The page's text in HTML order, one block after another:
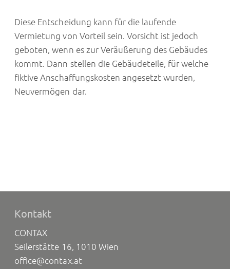
Diese Entscheidung kann für die laufende
Vermietung von Vorteil sein. Vorsicht ist jedoch
geboten, wenn es zur Veräußerung des Gebäudes
kommt. Dann stellen die Gebäudeteile, für welche
fiktive Anschaffungskosten angesetzt wurden,
Neuvermögen dar.
Kontakt
CONTAX
Seilerstätte 16, 1010 Wien
office@contax.at